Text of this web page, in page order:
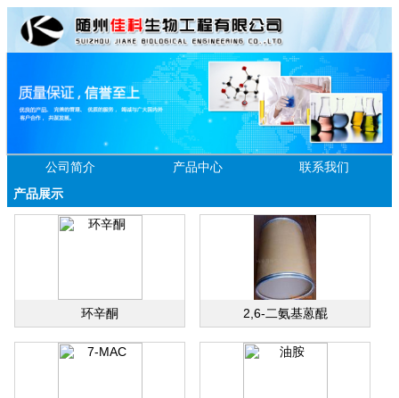
公司简介 产品中心
联系我们
产品展示
环辛酮 2,6-二氨基蒽醌